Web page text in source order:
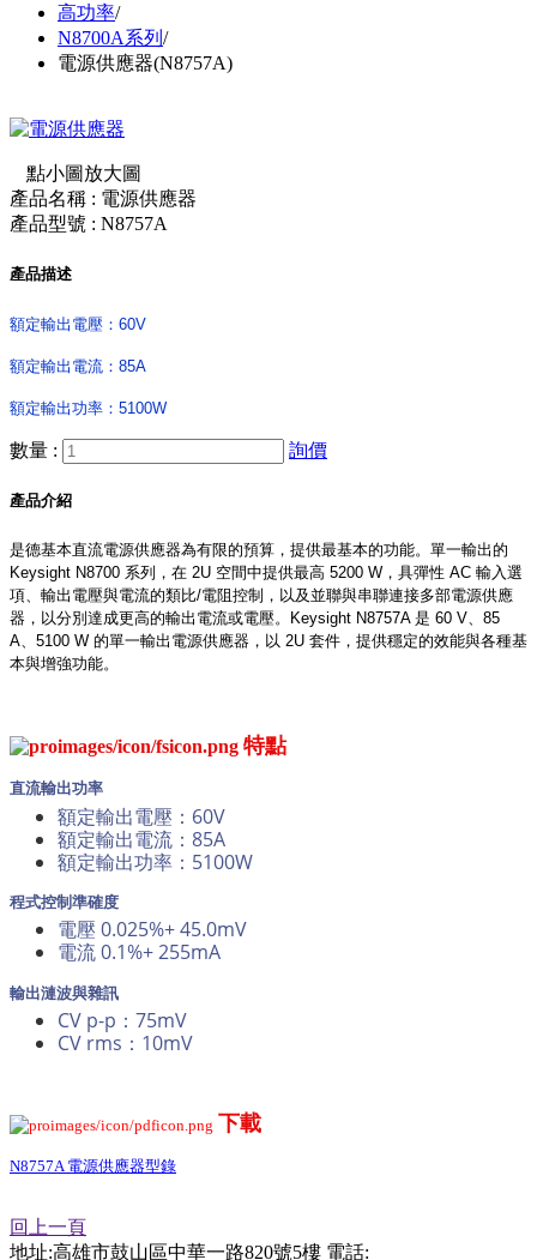
高功率/
N8700A系列 /
電源供應器(N8757A)
點小圖放大圖
產品名稱 : 電源供應器
產品型號 : N8757A
產品描述
額定輸出電壓：60V
額定輸出電流：85A
額定輸出功率：5100W
數量 : 詢價
產品介紹
是德基本直流電源供應器為有限的預算，提供最基本的功能。單一輸出的
Keysight N8700 系列，在 2U 空間中提供最高 5200 W，具彈性 AC 輸入選
項、輸出電壓與電流的類比/電阻控制，以及並聯與串聯連接多部電源供應
器，以分別達成更高的輸出電流或電壓。Keysight N8757A 是 60 V、85
A、5100 W 的單一輸出電源供應器，以 2U 套件，提供穩定的效能與各種基
本與增強功能。
特點
直流輸出功率
額定輸出電壓：60V
額定輸出電流：85A
額定輸出功率：5100W
程式控制準確度
電壓 0.025%+ 45.0mV
電流 0.1%+ 255mA
輸出漣波與雜訊
CV p-p：75mV
CV rms：10mV
下載
N8757A 電源供應器型錄
回上一頁
地址:高雄市鼓山區中華一路820號5樓 電話: